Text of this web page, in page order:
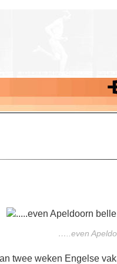
…..even
twee weken Engelse